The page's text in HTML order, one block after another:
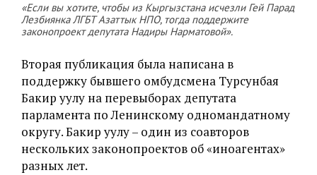
«Если вы хотите, чтобы из Кыргызстана исчезли Гей Парад
Лезбиянка ЛГБТ Азаттык НПО, тогда поддержите
законопроект депутата Надиры Нарматовой».
Вторая публикация была написана в
поддержку бывшего омбудсмена Турсунбая
Бакир уулу на перевыборах депутата
парламента по Ленинскому одномандатному
округу. Бакир уулу – один из соавторов
нескольких законопроектов об «иноагентах»
разных лет.